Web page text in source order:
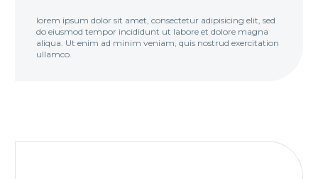
lorem ipsum dolor sit amet, consectetur adipisicing elit, sed
do eiusmod tempor incididunt ut labore et dolore magna
aliqua. Ut enim ad minim veniam, quis nostrud exercitation
ullamco.